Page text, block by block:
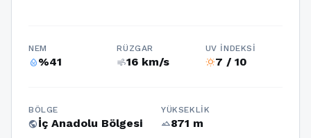
NEM
humidity_percentage%41
RÜZGAR
air16 km/s
UV İNDEKSI
wb_sunny7 / 10
BÖLGE
publicİç Anadolu Bölgesi
YÜKSEKLIK
terrain871 m